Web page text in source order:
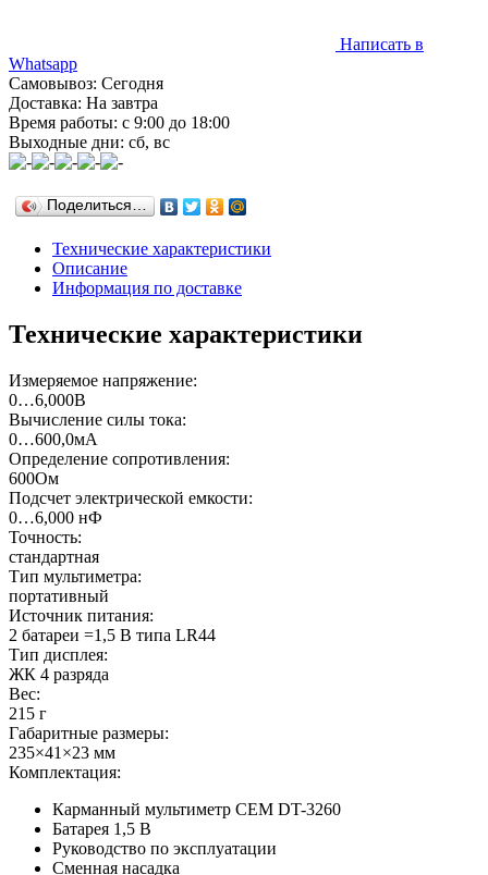
Написать в
Whatsapp
Самовывоз: Сегодня
Доставка: На завтра
Время работы: с 9:00 до 18:00
Выходные дни: сб, вс
Поделиться…
Технические характеристики
Описание
Информация по доставке
Технические характеристики
Измеряемое напряжение:
0…6,000В
Вычисление силы тока:
0…600,0мА
Определение сопротивления:
600Ом
Подсчет электрической емкости:
0…6,000 нФ
Точность:
стандартная
Тип мультиметра:
портативный
Источник питания:
2 батареи =1,5 В типа LR44
Тип дисплея:
ЖК 4 разряда
Вес:
215 г
Габаритные размеры:
235×41×23 мм
Комплектация:
Карманный мультиметр CEM DT-3260
Батарея 1,5 В
Руководство по эксплуатации
Сменная насадка